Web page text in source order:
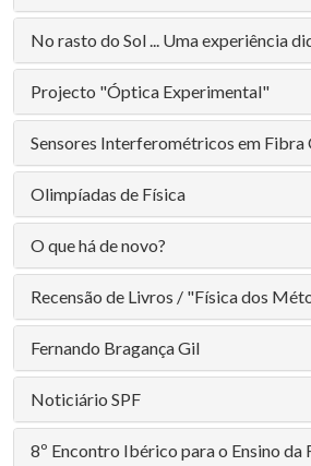
No rasto do Sol ... Uma experiência
Projecto "Óptica Experimental"
Sensores Interferométricos em Fibra
Olimpíadas de Física
O que há de novo?
Recensão de Livros / "Física dos
Fernando Bragança Gil
Noticiário SPF
8º Encontro Ibérico para o Ensino da